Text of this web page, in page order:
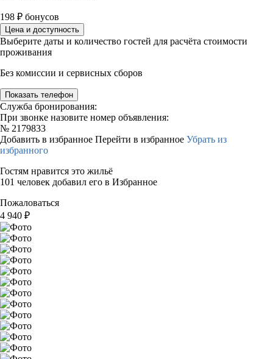
198 ₽ бонусов
Цена и доступность
Выберите даты и количество гостей для расчёта стоимости
проживания
Без комиссии и сервисных сборов
Показать телефон
Служба бронирования:
При звонке назовите номер объявления:
№ 2179833
Добавить в избранное Перейти в избранное Убрать из
избранного
Гостям нравится это жильё
101 человек добавил его в Избранное
Пожаловаться
4 940 ₽